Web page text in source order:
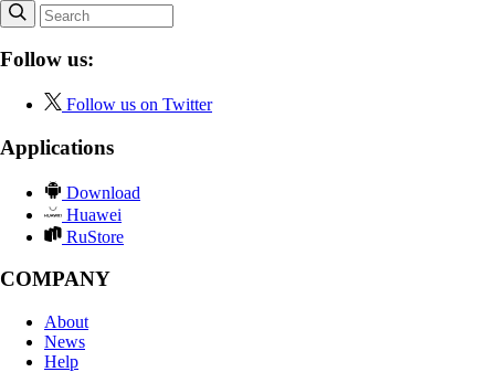
Follow us:
Follow us on Twitter
Applications
Download
Huawei
RuStore
COMPANY
About
News
Help